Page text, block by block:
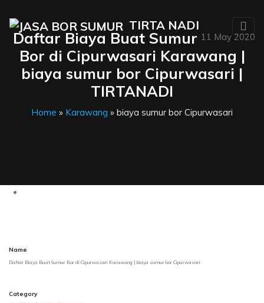
TIRTA NADI
11 May 2020
Daftar Biaya Buat Sumur
Bor di Cipurwasari Karawang |
biaya sumur bor Cipurwasari |
TIRTANADI
Home » Karawang » biaya sumur bor Cipurwasari
Name
Daftar Biaya Buat Sumur Bor di Cipurwasari Karawang | biaya sumur bor Cipurwasari
Category